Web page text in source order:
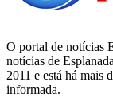
O portal de notícias
notícias de
2011 e está há mais
informada.